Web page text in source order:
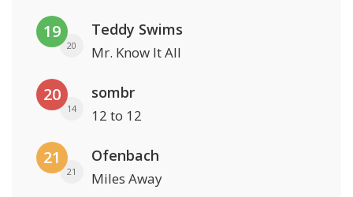
19
20
Teddy Swims
Mr. Know It All
20
14
sombr
12 to 12
21
21
Ofenbach
Miles Away